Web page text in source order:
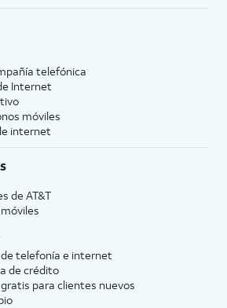
telefónica
Internet
móviles
internet
de AT&T
telefonía e internet
de crédito
para clientes nuevos